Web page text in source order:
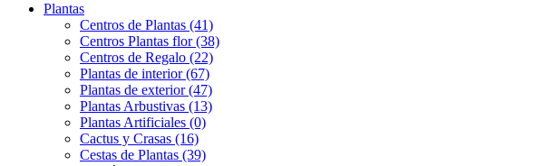
Plantas
Centros de Plantas (41)
Centros Plantas flor (38)
Centros de Regalo (22)
Plantas de interior (67)
Plantas de exterior (47)
Plantas Arbustivas (13)
Plantas Artificiales (0)
Cactus y Crasas (16)
Cestas de Plantas (39)